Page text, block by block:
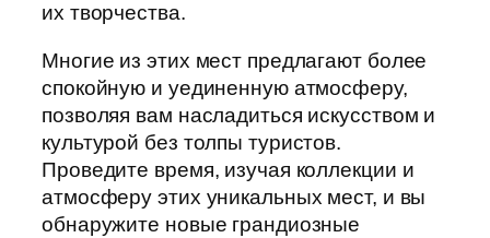
их творчества.
Многие из этих мест предлагают более
спокойную и уединенную атмосферу,
позволяя вам насладиться искусством и
культурой без толпы туристов.
Проведите время, изучая коллекции и
атмосферу этих уникальных мест, и вы
обнаружите новые грандиозные